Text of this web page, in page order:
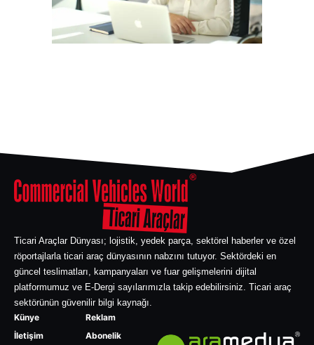
Ticari Araçlar Dünyası; lojistik, yedek parça, sektörel haberler ve özel
röportajlarla ticari araç dünyasının nabzını tutuyor. Sektördeki en
güncel teslimatları, kampanyaları ve fuar gelişmelerini dijital
platformumuz ve E-Dergi sayılarımızla takip edebilirsiniz. Ticari araç
sektörünün güvenilir bilgi kaynağı.
Künye
İletişim
Reklam
Abonelik